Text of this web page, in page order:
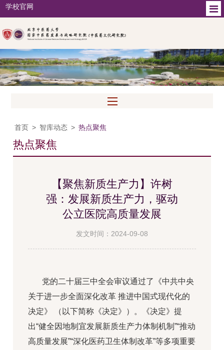
学校官网
首页 > 智库动态 > 热点聚焦
热点聚焦
【聚焦新质生产力】许树
强：发展新质生产力，驱动
公立医院高质量发展
发文时间：2024-09-08
党的二十届三中全会审议通过了《中共中央
关于进一步全面深化改革 推进中国式现代化的
决定》 （以下简称《决定》）。《决定》提
出“健全因地制宜发展新质生产力体制机制”“推动
高质量发展”“深化医药卫生体制改革”等多项重要